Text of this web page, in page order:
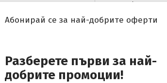
легло
517.50€ / 1012.14
Двойна стая Делукс
€ / 1623
допълнително легло
830.00€ / 1623
Абонирай се за най-добрите оферти
Разберете първи за най-
добрите промоции!